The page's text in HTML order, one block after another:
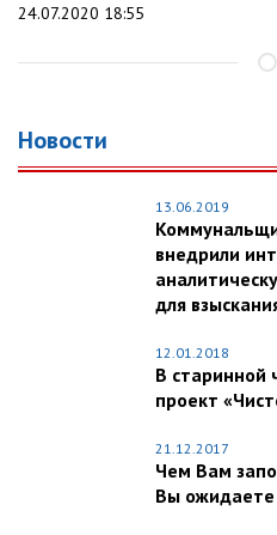
24.07.2020 18:55
Новости
13.06.2019
внедрили
для
12.01.2018
В старинной
проект
21.12.2017
Чем Вам
Вы ожидаете